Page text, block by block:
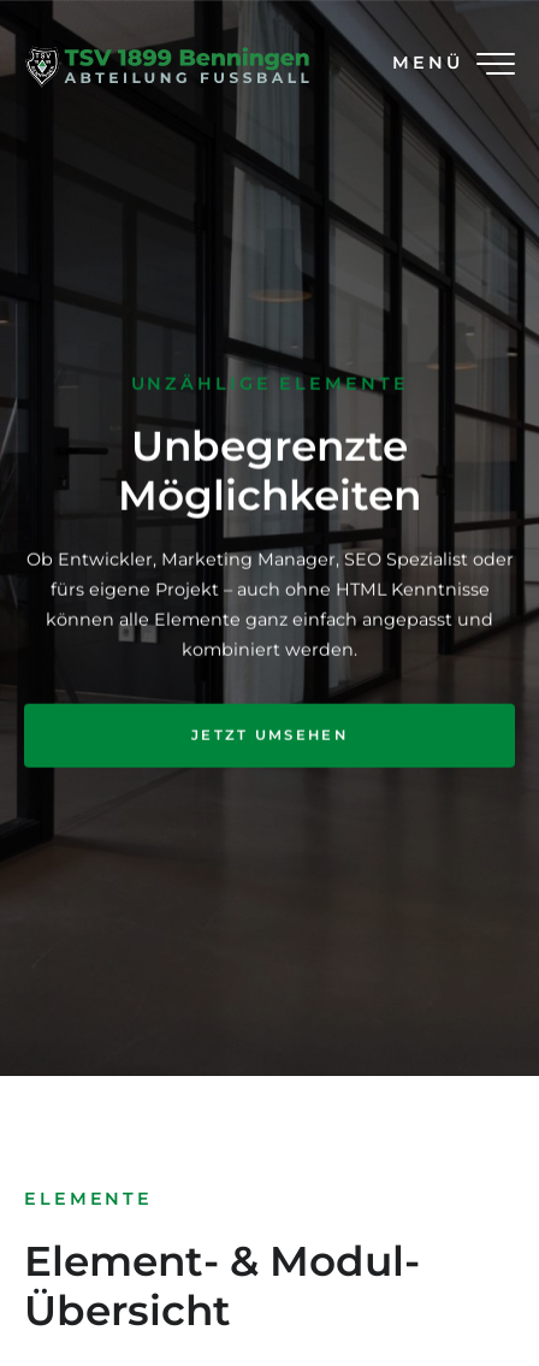
MENÜ
UNZÄHLIGE ELEMENTE
Unbegrenzte
Möglichkeiten
Ob Entwickler, Marketing Manager, SEO Spezialist oder
fürs eigene Projekt – auch ohne HTML Kenntnisse
können alle Elemente ganz einfach angepasst und
kombiniert werden.
JETZT UMSEHEN
ELEMENTE
Element- & Modul-
Übersicht